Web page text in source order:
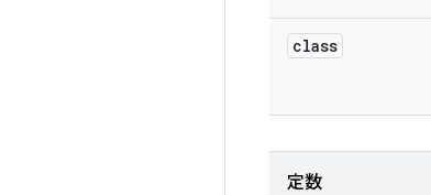
class
定数